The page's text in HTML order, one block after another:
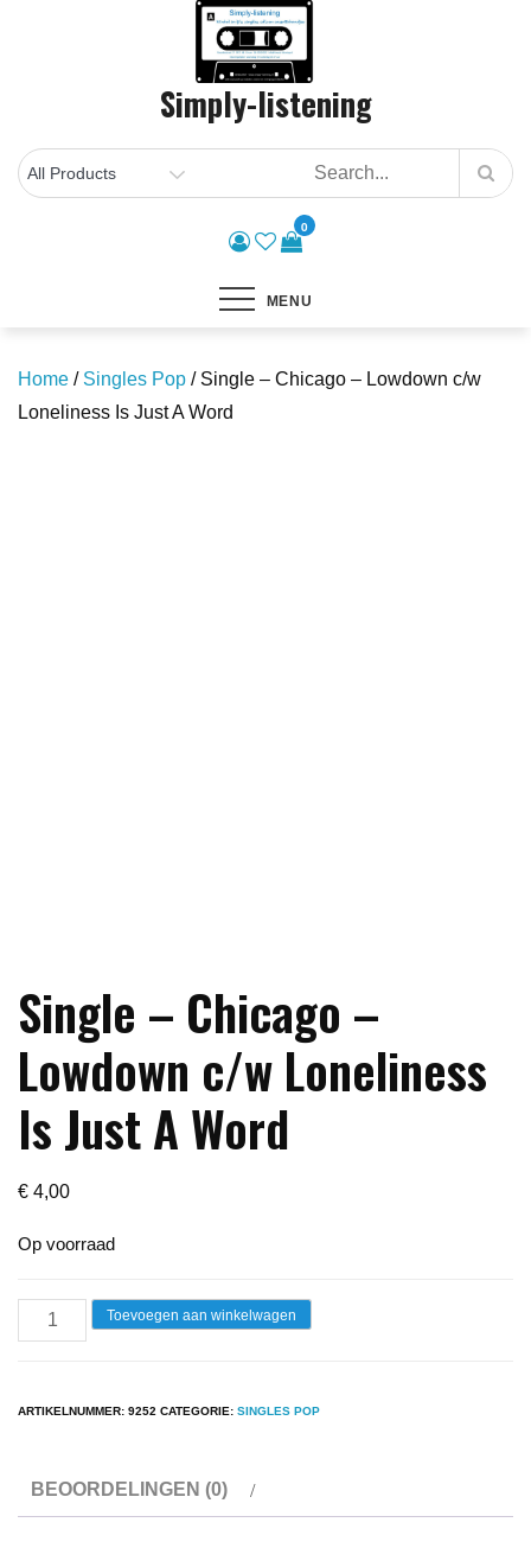
Simply-listening
0
MENU
Home / Singles Pop / Single – Chicago – Lowdown c/w
Loneliness Is Just A Word
Single – Chicago –
Lowdown c/w Loneliness
Is Just A Word
€ 4,00
Op voorraad
Single
-
-
c/w
Loneliness
Toevoegen aan winkelwagen
ARTIKELNUMMER: 9252 CATEGORIE: SINGLES POP
BEOORDELINGEN (0)